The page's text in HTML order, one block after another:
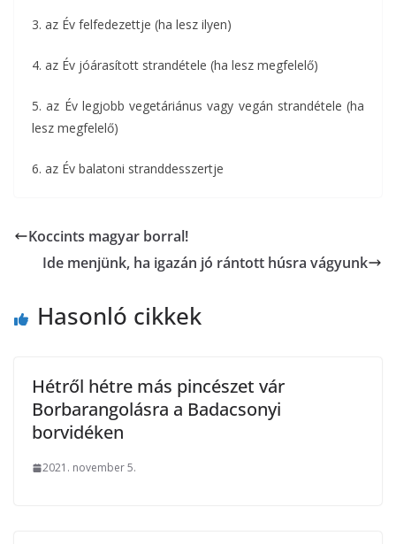
3. az Év felfedezettje (ha lesz ilyen)
4. az Év jóárasított strandétele (ha lesz megfelelő)
5. az Év legjobb vegetáriánus vagy vegán strandétele (ha
lesz megfelelő)
6. az Év balatoni stranddesszertje
Koccints magyar borral!
Ide menjünk, ha igazán jó rántott húsra vágyunk
Hasonló cikkek
Hétről hétre más pincészet vár
Borbarangolásra a Badacsonyi
borvidéken
2021. november 5.